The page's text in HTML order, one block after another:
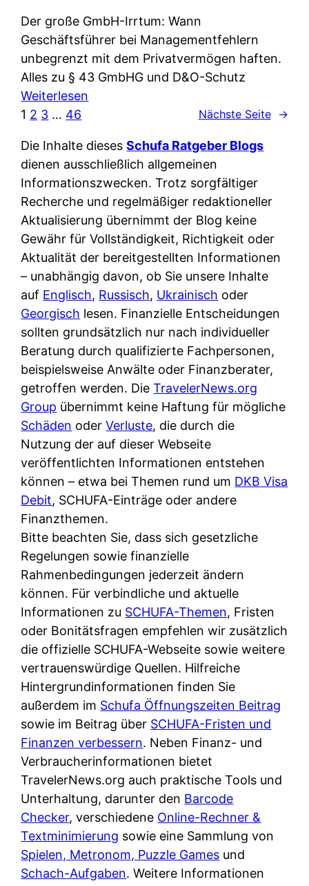
h
e
t
e
D
a
t
e
n
w
i
r
k
l
i
c
h
?
l
c
h
e
n
n
d
e
r
n
u
n
k
t
i
o
n
i
e
r
e
n
r
u
s
s
i
s
h
e
B
a
n
k
k
a
r
t
e
n
M
I
R
l
ä
u
e
r
A
p
p
&
O
n
l
i
n
e
:
W
a
s
i
s
t
w
i
r
k
l
i
c
h
k
o
s
t
e
n
l
o
s
u
n
d
w
Der große GmbH-Irrtum: Wann
Geschäftsführer bei Managementfehlern
unbegrenzt mit dem Privatvermögen haften.
Alles zu § 43 GmbHG und D&O-Schutz
Weiterlesen
b
H
-
M
y
t
h
o
s
:
W
e
n
n
d
e
r
S
c
h
u
t
z
d
e
r
F
i
r
m
a
a
m
p
r
i
v
a
t
e
1 2 3 … 46 Nächste Seite →
Die Inhalte diesesSchufa Ratgeber Blogs
dienen ausschließlich allgemeinen
Informationszwecken. Trotz sorgfältiger
Recherche und regelmäßiger redaktioneller
Aktualisierung übernimmt der Blog keine
Gewähr für Vollständigkeit, Richtigkeit oder
Aktualität der bereitgestellten Informationen
– unabhängig davon, ob Sie unsere Inhalte
auf Englisch, Russisch, Ukrainisch oder
Georgisch lesen. Finanzielle Entscheidungen
sollten grundsätzlich nur nach individueller
Beratung durch qualifizierte Fachpersonen,
beispielsweise Anwälte oder Finanzberater,
getroffen werden. DieTravelerNews.org
Group übernimmt keine Haftung für mögliche
Schäden oderVerluste, die durch die
Nutzung der auf dieser Webseite
veröffentlichten Informationen entstehen
können – etwa bei Themen rund um DKB Visa
Debit, SCHUFA-Einträge oder andere
Finanzthemen.
Bitte beachten Sie, dass sich gesetzliche
Regelungen sowie finanzielle
Rahmenbedingungen jederzeit ändern
können. Für verbindliche und aktuelle
Informationen zu SCHUFA-Themen, Fristen
oder Bonitätsfragen empfehlen wir zusätzlich
die offizielle SCHUFA-Webseite sowie weitere
vertrauenswürdige Quellen. Hilfreiche
Hintergrundinformationen finden Sie
außerdem im Schufa Öffnungszeiten Beitrag
sowie im Beitrag über SCHUFA-Fristen und
Finanzen verbessern. Neben Finanz- und
Verbraucherinformationen bietet
TravelerNews.org auch praktische Tools und
Unterhaltung, darunter den Barcode
Checker, verschiedene Online-Rechner &
Textminimierung sowie eine Sammlung von
Spielen, Metronom, Puzzle Games und
Schach-Aufgaben. Weitere Informationen